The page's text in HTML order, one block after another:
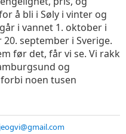
å bli i Søly i vinter og
i vannet 1. oktober i
september i Sverige.
før det, får vi se. Vi rakk
og
noen tusen